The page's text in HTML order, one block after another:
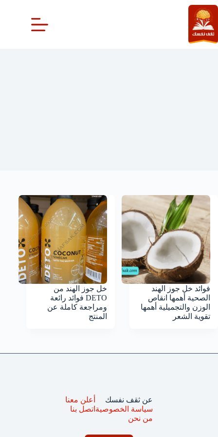
التجاوز
إلى
المحتوى
فوائد خل جوز الهند
الصحية أهمها انقاص
الوزن والتجميلية أهمها
تقوية الشعر
خل جوز الهند من
DETO فوائد رائعة
ومراجعة كاملة عن
المنتج
عن ثقف نفسك
سياسة الخصوصية
من نحن
أعلن معنا
اتصل بنا